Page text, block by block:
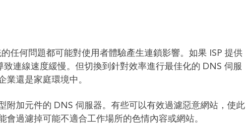
任何問題都可能對使用者體驗產生連鎖影響。如果 ISP 提供
連線速度緩慢。但切換到針對效率進行最佳化的 DNS 伺服
業還是家庭環境中。
附加元件的 DNS 伺服器。有些可以有效過濾惡意網站，使此
過濾掉可能不適合工作場所的色情內容或網站。